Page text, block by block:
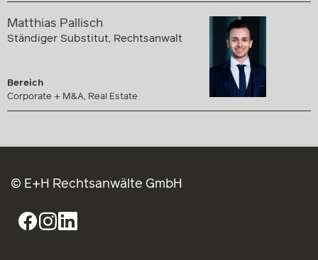
Matthias Pallisch
Ständiger Substitut, Rechtsanwalt
Bereich
Corporate + M&A, Real Estate
© E+H Rechtsanwälte GmbH